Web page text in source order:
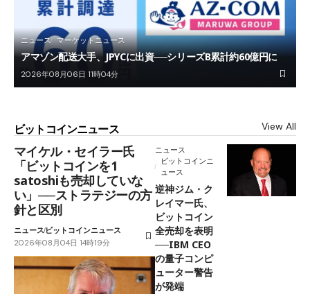
ニュース マーケットニュース
アマゾン配送大手、JPYCに出資──シリーズB累計約60億円に
2026年08月06日 11時04分
ビットコインニュース View All
マイケル・セイラー氏
「ビットコインを1
satoshiも売却していな
い」──ストラテジーの方
針と区別
ニュースビットコインニュース
2026年08月04日 14時19分
ニュース
ビットコインニ
ュース
逆神ジム・ク
レイマー氏、
ビットコイン
全売却を表明
──IBM CEO
の量子コンピ
ューター警告
が発端